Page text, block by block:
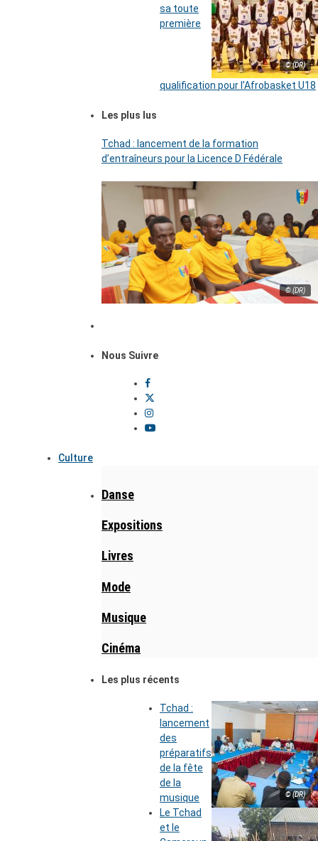
© (DR)
sa toute
première
qualification pour l’Afrobasket U18
Les plus lus
Tchad : lancement de la formation
d’entraîneurs pour la Licence D Fédérale
© (DR)
Nous Suivre
Culture
Danse
Expositions
Livres
Mode
Musique
Cinéma
Les plus récents
© (DR)
Tchad :
lancement
des
préparatifs
de la fête
de la
musique
Le Tchad
et le